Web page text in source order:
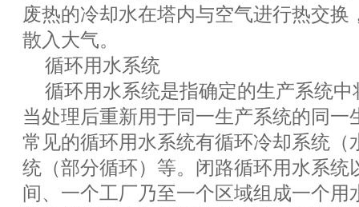
废热的冷却水在塔内与空气进行热交换
散入大气。
循环用水系统
循环用水系统是指确定的生产系统
当处理后重新用于同一生产系统的同一
常见的循环用水系统有循环冷却系统（
统（部分循环）等。闭路循环用水系统
间、一个工厂乃至一个区域组成一个用